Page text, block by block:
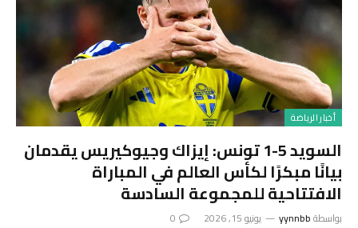
أخبار الرياضة
السويد 5-1 تونس: إيزاك وجيوكيريس يقدمان
بيانًا مبكرًا لكأس العالم في المباراة
الافتتاحية للمجموعة السادسة
بواسطةyynnbb يونيو 15, 2026 0